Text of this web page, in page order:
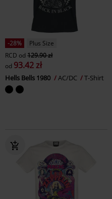
-28%
Plus Size
RCD od 129.90 zł
od 93.42 zł
Hells Bells 1980 AC/DC T-Shirt